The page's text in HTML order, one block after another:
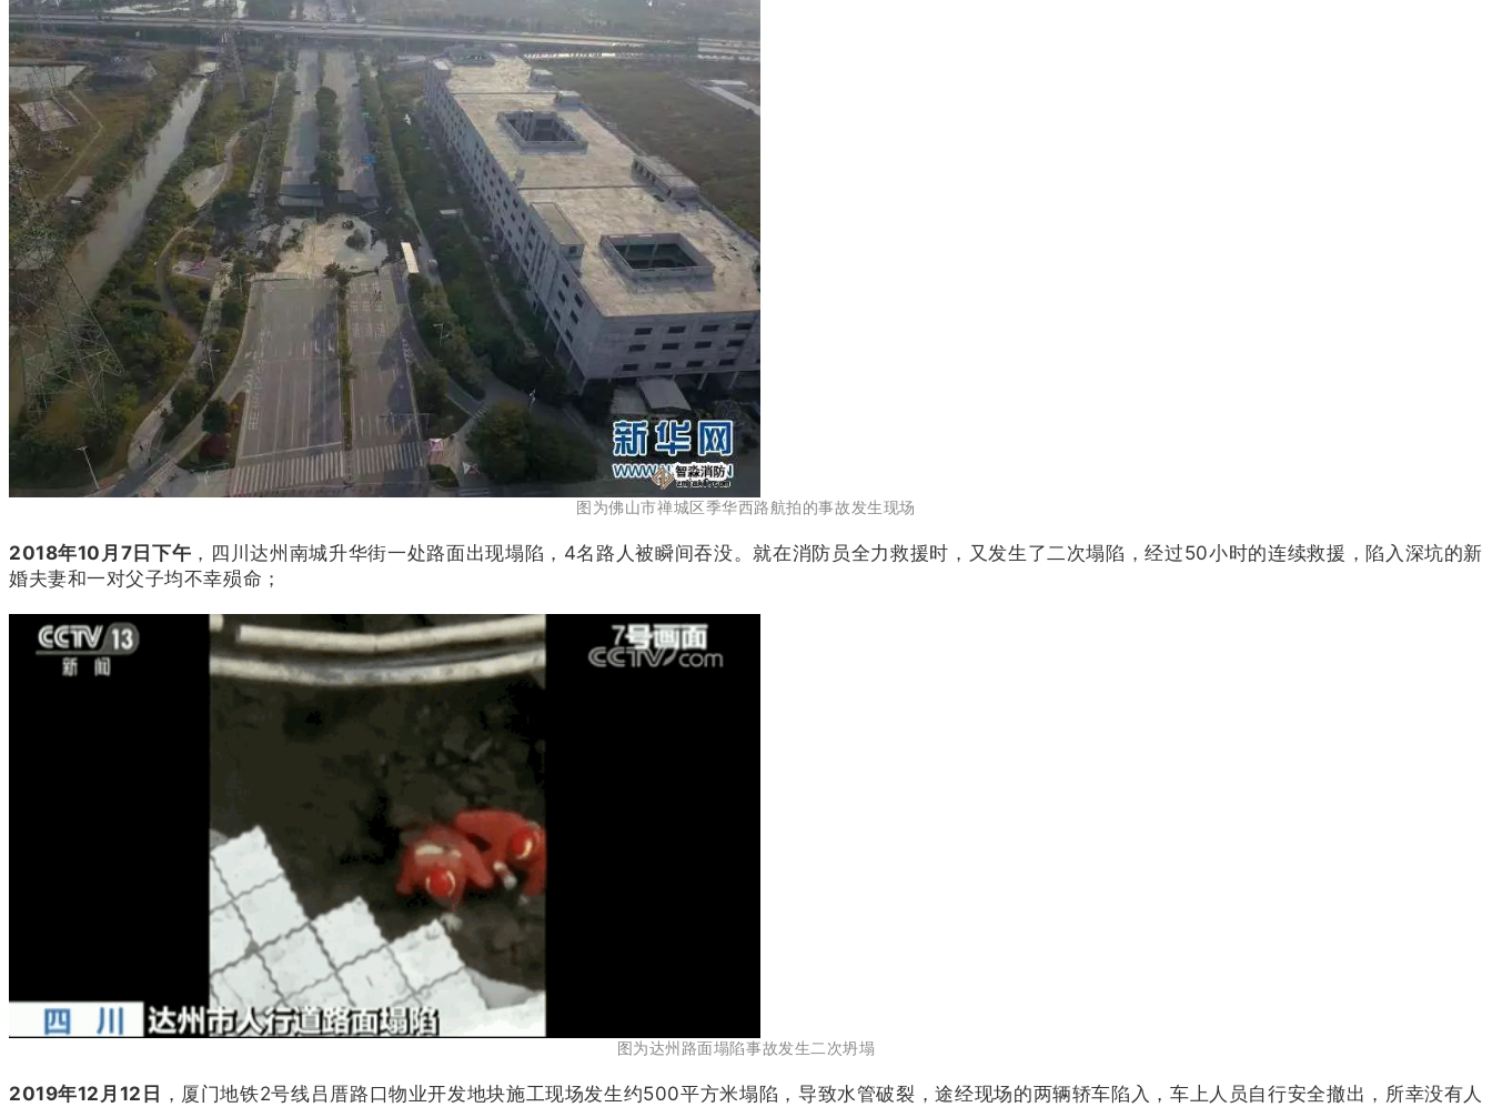
图为佛山市禅城区季华西路航拍的事故发生现场
2018年10月7日下午 ，四川达州南城升华街一处路面出现塌陷，4名路人被瞬间吞没。就在消防员全力救援时，又发生了二次塌陷，经过50小时的连续救援，陷入深坑的新
婚夫妻和一对父子均不幸殒命；
图为达州路面塌陷事故发生二次坍塌
2019年12月12日 ，厦门地铁2号线吕厝路口物业开发地块施工现场发生约500平方米塌陷，导致水管破裂，途经现场的两辆轿车陷入，车上人员自行安全撤出，所幸没有人